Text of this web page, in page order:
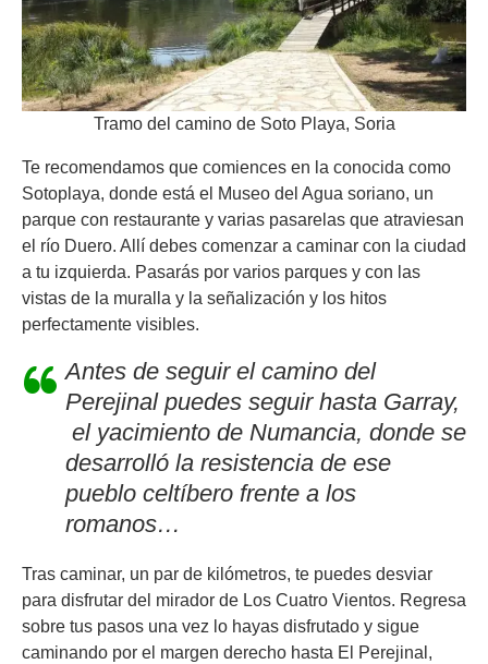
Tramo del camino de Soto Playa, Soria
Te recomendamos que comiences en la conocida como
Sotoplaya, donde está el Museo del Agua soriano, un
parque con restaurante y varias pasarelas que atraviesan
el río Duero. Allí debes comenzar a caminar con la ciudad
a tu izquierda. Pasarás por varios parques y con las
vistas de la muralla y la señalización y los hitos
perfectamente visibles.
Antes de seguir el camino del
Perejinal puedes seguir hasta Garray,
el yacimiento de Numancia, donde se
desarrolló la resistencia de ese
pueblo celtíbero frente a los
romanos…
Tras caminar, un par de kilómetros, te puedes desviar
para disfrutar del mirador de Los Cuatro Vientos. Regresa
sobre tus pasos una vez lo hayas disfrutado y sigue
caminando por el margen derecho hasta El Perejinal,